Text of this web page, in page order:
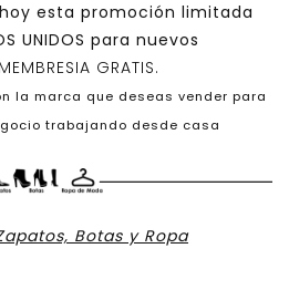
esta promoción limitada
UNIDOS para nuevos
MEMBRESIA GRATIS.
la marca que deseas vender para
trabajando desde casa
Botas y Ropa